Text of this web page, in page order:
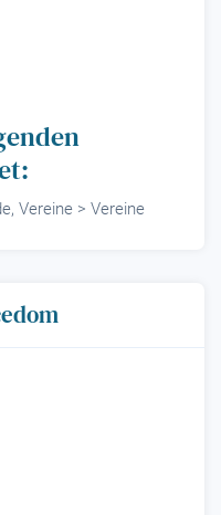
Vereine > Vereine